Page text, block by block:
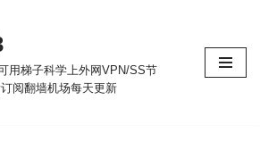
用梯子科学上外网VPN/SS节
阅翻墙机场每天更新